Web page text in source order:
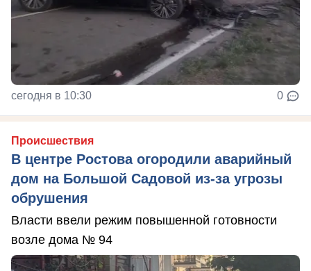
сегодня в 10:30 0
Происшествия
В центре Ростова огородили аварийный
дом на Большой Садовой из-за угрозы
обрушения
Власти ввели режим повышенной готовности
возле дома № 94